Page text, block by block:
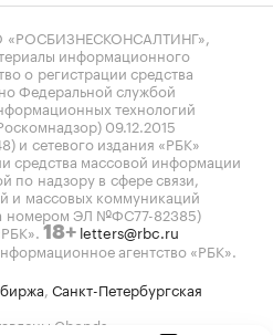
информационного
о регистрации средства
Федеральной службой
технологий
09.12.2015
сетевого издания «РБК»
средства массовой информации
по надзору в сфере связи,
и массовых коммуникаций
номером ЭЛ №ФС77-82385)
18+ letters@rbc.ru
агентство «РБК».
Санкт-Петербургская
Cbonds.